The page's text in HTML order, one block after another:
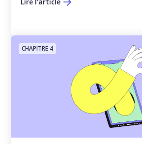
CHAPITRE 4